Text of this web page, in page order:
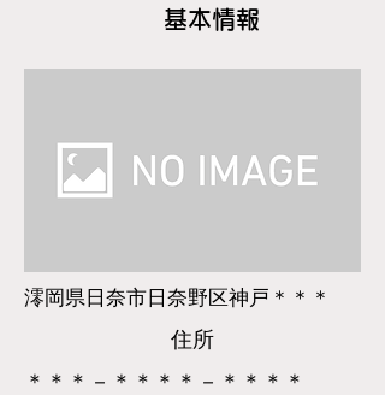
基本情報
澪岡県日奈市日奈野区神戸＊＊＊
​住所
＊＊＊－＊＊＊＊－＊＊＊＊